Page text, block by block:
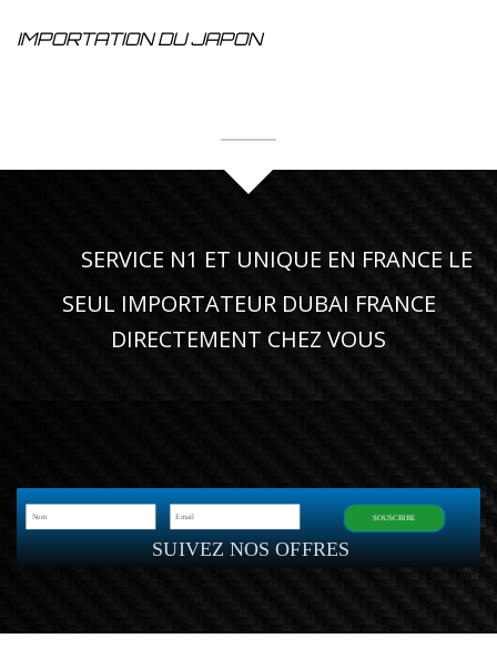
IMPORTATION DU JAPON
SERVICE N1 ET UNIQUE EN FRANCE LE
SEUL IMPORTATEUR DUBAI FRANCE
DIRECTEMENT CHEZ VOUS
SUIVEZ NOS OFFRES
SOUSCRIRE